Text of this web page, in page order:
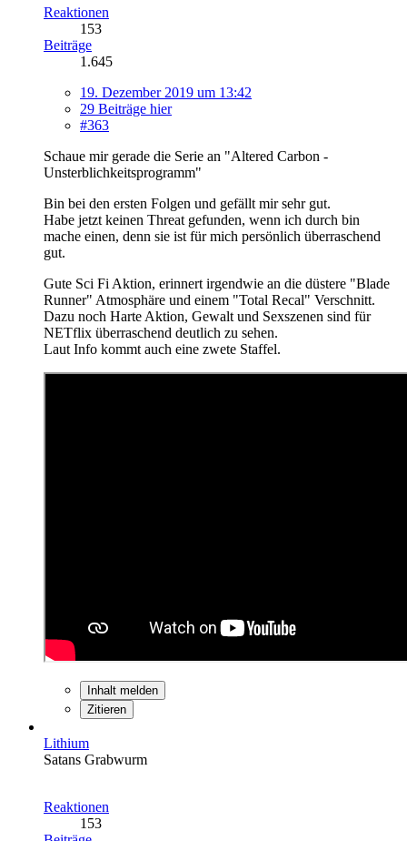
Reaktionen
153
Beiträge
1.645
19. Dezember 2019 um 13:42
29 Beiträge hier
#363
Schaue mir gerade die Serie an "Altered Carbon -
Unsterblichkeitsprogramm"
Bin bei den ersten Folgen und gefällt mir sehr gut.
Habe jetzt keinen Threat gefunden, wenn ich durch bin
mache einen, denn sie ist für mich persönlich überraschend
gut.
Gute Sci Fi Aktion, erinnert irgendwie an die düstere "Blade
Runner" Atmosphäre und einem "Total Recal" Verschnitt.
Dazu noch Harte Aktion, Gewalt und Sexszenen sind für
NETflix überraschend deutlich zu sehen.
Laut Info kommt auch eine zwete Staffel.
Inhalt melden
Zitieren
Lithium
Satans Grabwurm
Reaktionen
153